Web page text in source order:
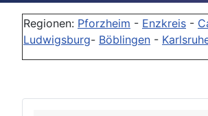
Regionen: Pforzheim - Enzkreis -
Ludwigsburg- Böblingen -